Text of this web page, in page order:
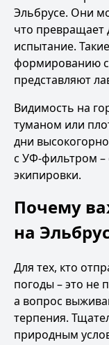
Эльбрусе. Они
что превращает
испытание.
формированию
представляют
Видимость на
туманом или
дни
с УФ-фильтром –
экипировки.
Почему
на
Для тех, кто
погоды – это не
а вопрос
терпения.
природным